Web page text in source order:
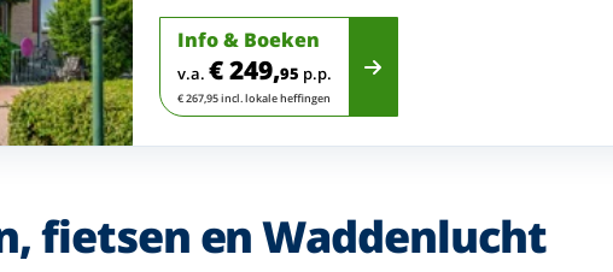
Info & Boeken
v.a. € 249,95 p.p.
€ 267,95 incl. lokale heffingen
fietsen en Waddenlucht